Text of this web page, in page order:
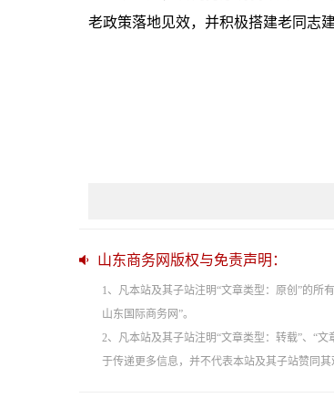
老政策落地见效，并积极搭建老同志
山东商务网版权与免责声明：
1、凡本站及其子站注明“文章类型：原创”的所
山东国际商务网”。
2、凡本站及其子站注明“文章类型：转载”、“
于传递更多信息，并不代表本站及其子站赞同